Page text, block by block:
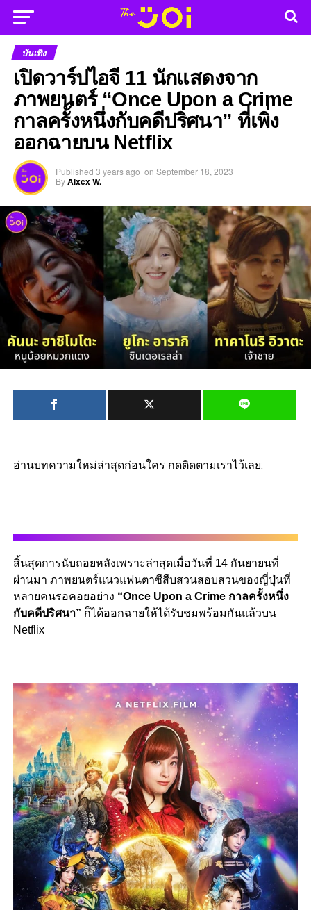
บันเทิง
เปิดวาร์ปไอจี 11 นักแสดงจาก
ภาพยนตร์ “Once Upon a Crime
กาลครั้งหนึ่งกับคดีปริศนา” ที่เพิ่ง
ออกฉายบน Netflix
Published 3 years ago on September 18, 2023
ByAlxcx W.
อ่านบทความใหม่ล่าสุดก่อนใคร กดติดตามเราไว้เลย:
สิ้นสุดการนับถอยหลังเพราะล่าสุดเมื่อวันที่ 14 กันยายนที่
ผ่านมา ภาพยนตร์แนวแฟนตาซีสืบสวนสอบสวนของญี่ปุ่นที่
หลายคนรอคอยอย่าง “Once Upon a Crime กาลครั้งหนึ่ง
กับคดีปริศนา” ก็ได้ออกฉายให้ได้รับชมพร้อมกันแล้วบน
Netflix